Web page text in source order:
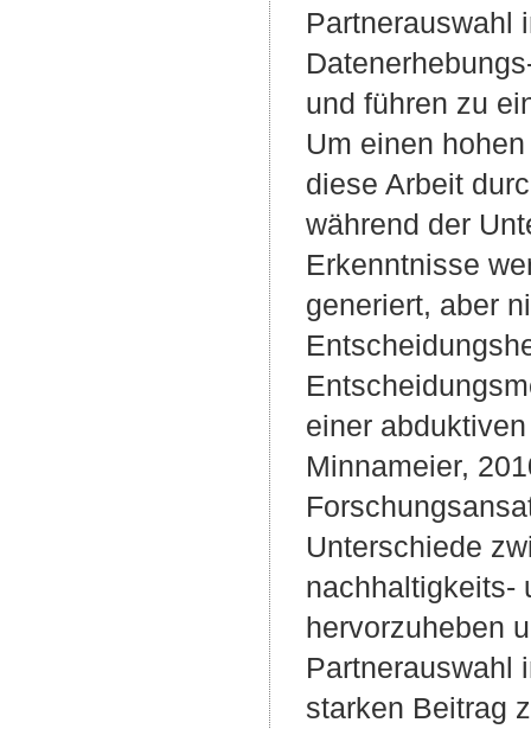
Partnerauswahl
und führen zu
Um einen
diese Arbeit
während der
Erkenntnisse
generiert, aber
einer
Minnameier,
Unterschiede
nachhaltigkeits-
hervorzuheben
Partnerauswahl
starken Beitrag